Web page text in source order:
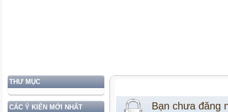
THƯ MỤC
CÁC Ý KIẾN MỚI NHẤT Bạn chưa đăng